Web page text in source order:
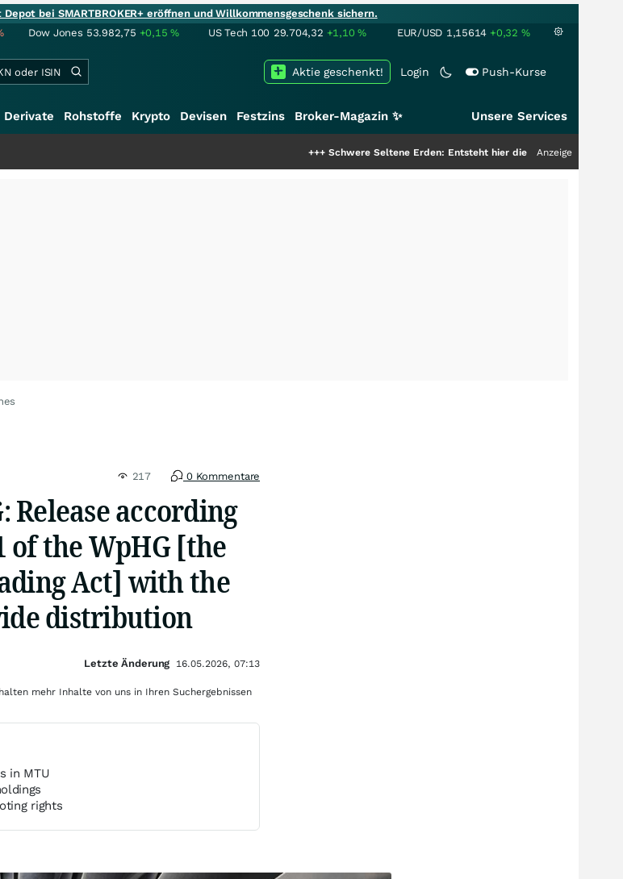
bei SMARTBROKER+ eröffnen und Willkommensgeschenk sichern.
Dow Jones 53.982,75 +0,15% US Tech 100 29.704,32 +1,10% EUR/USD 1,15614 +0,32 %
Login Push-Kurse
Aktie geschenkt!
Derivate Rohstoffe Krypto Devisen Festzins Broker-Magazin ✨ Unsere Services
Schwere Seltene Erden: Entsteht hier die nächste Milliardenstory?
Anzeige
217 0 Kommentare
Release according
of the WpHG [the
Act] with the
distribution
in MTU
rights
Letzte Änderung 16.05.2026, 07:13
mehr Inhalte von uns in Ihren Suchergebnissen